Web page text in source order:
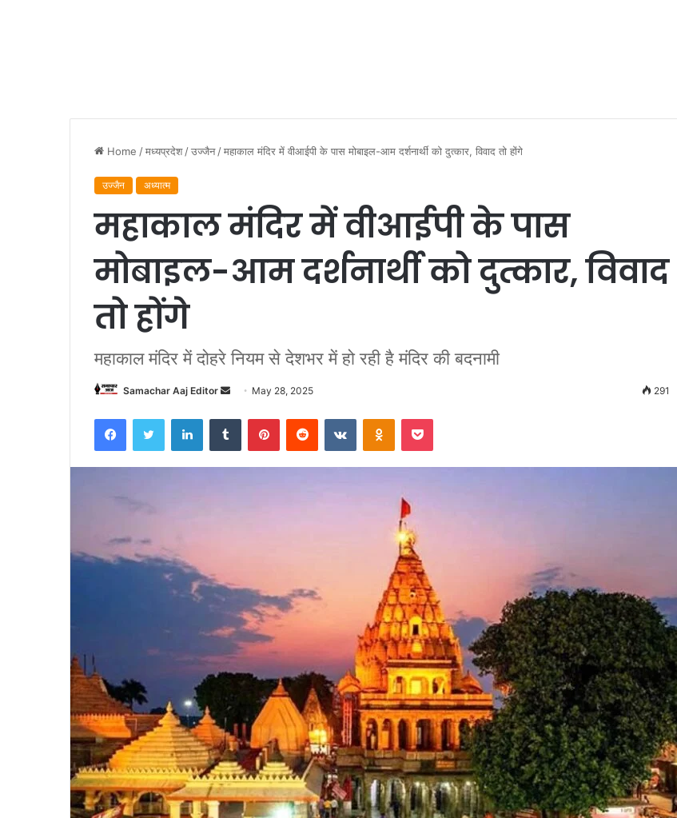
Home /मध्यप्रदेश /उज्जैन /महाकाल मंदिर में वीआईपी के पास मोबाइल-आम दर्शनार्थी को दुत्कार, विवाद तो होंगे
उज्जैन अध्यात्म
महाकाल मंदिर में वीआईपी के पास
मोबाइल-आम दर्शनार्थी को दुत्कार, विवाद
तो होंगे
महाकाल मंदिर में दोहरे नियम से देशभर में हो रही है मंदिर की बदनामी
Samachar Aaj Editor
Send May 28, 2025 291
FacebookTwitter LinkedInTumblr PinterestReddit VKontakteOdnoklassniki
Pocket